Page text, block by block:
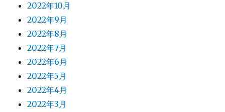
2022年10月
2022年9月
2022年8月
2022年7月
2022年6月
2022年5月
2022年4月
2022年3月